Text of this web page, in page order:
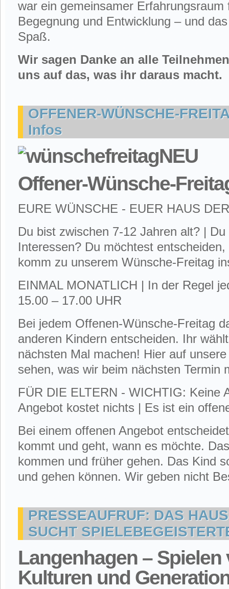
war ein gemeinsamer Erfahrungsraum
Begegnung und Entwicklung – und
Spaß.
Wir sagen Danke an alle
uns auf das, was ihr daraus macht.
OFFENER-WÜNSCHE-
Infos
Offener-Wünsche-
EURE WÜNSCHE - EUER HAUS
Du bist zwischen 7-12 Jahren alt? |
Interessen? Du möchtest
komm zu unserem Wünsche-Freitag
EINMAL MONATLICH | In der Regel
15.00 – 17.00 UHR
Bei jedem Offenen-Wünsche-Freitag
anderen Kindern entscheiden. Ihr
nächsten Mal machen! Hier auf
sehen, was wir beim nächsten Termin
FÜR DIE ELTERN - WICHTIG: Keine
Angebot kostet nichts | Es ist ein
Bei einem offenen Angebot
kommt und geht, wann es möchte.
kommen und früher gehen. Das Kind
und gehen können. Wir geben nicht
PRESSEAUFRUF: DAS
SUCHT
Langenhagen – Spielen
Kulturen und